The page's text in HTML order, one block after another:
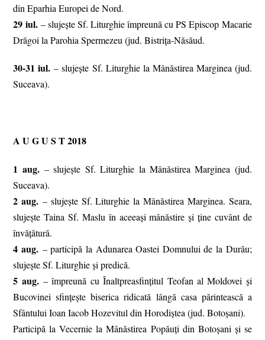
din Eparhia Europei de Nord.
29 iul.– slujește Sf. Liturghie împreună cu PS Episcop Macarie
Drăgoi la Parohia Spermezeu (jud. Bistrița-Năsăud.
30-31 iul. – slujeşte Sf. Liturghie la Mânăstirea Marginea (jud.
Suceava).
A U G U S T 2018
1 aug.– slujeşte Sf. Liturghie la Mânăstirea Marginea (jud.
Suceava).
2 aug. – slujeşte Sf. Liturghie la Mânăstirea Marginea. Seara,
slujeşte Taina Sf. Maslu în aceeaşi mânăstire şi ţine cuvânt de
învăţătură.
4 aug. – participă la Adunarea Oastei Domnului de la Durău;
slujeşte Sf. Liturghie şi predică.
5 aug.– împreună cu Înaltpreasfinţitul Teofan al Moldovei şi
Bucovinei sfinţeşte biserica ridicată lângă casa părintească a
Sfântului Ioan Iacob Hozevitul din Horodiştea (jud. Botoşani).
Participă la Vecernie la Mânăstirea Popăuţi din Botoşani şi se